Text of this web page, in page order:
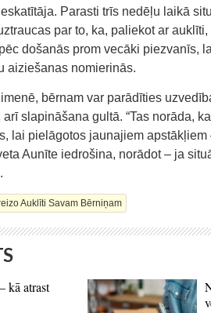
Parasti trīs nedēļu laikā
par to, ka, paliekot ar
došanās prom vecāki piezvanīs,
aiziešanas nomierinās.
bērnam var parādīties
slapināšana gultā. “Tas norāda,
lai pielāgotos jaunajiem
Aunīte iedrošina, norādot – ja
Auklīti Savam Bērniņam
kā atrast